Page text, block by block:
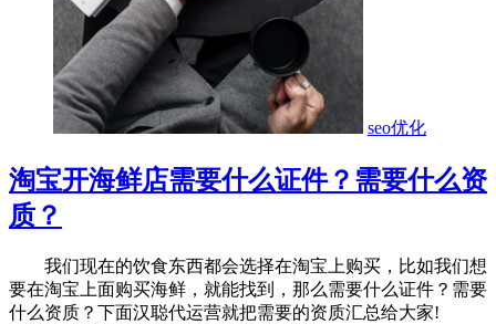
seo优化
淘宝开海鲜店需要什么证件？需要什么资
质？
我们现在的饮食东西都会选择在淘宝上购买，比如我们想
要在淘宝上面购买海鲜，就能找到，那么需要什么证件？需要
什么资质？下面汉聪代运营就把需要的资质汇总给大家!